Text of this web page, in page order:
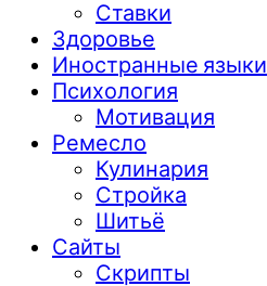
Ставки
Здоровье
Иностранные языки
Психология
Мотивация
Ремесло
Кулинария
Стройка
Шитьё
Сайты
Скрипты